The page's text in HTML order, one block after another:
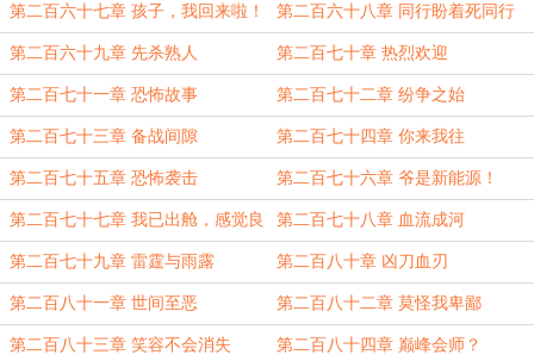
你就来 书真难的盟主
第二百六十七章 孩子，我回来啦！ 第二百六十八章 同行盼着死同行
第二百六十九章 先杀熟人 第二百七十章 热烈欢迎
第二百七十一章 恐怖故事 第二百七十二章 纷争之始
第二百七十三章 备战间隙 第二百七十四章 你来我往
第二百七十五章 恐怖袭击 第二百七十六章 爷是新能源！
第二百七十七章 我已出舱，感觉良
好
第二百七十八章 血流成河
第二百七十九章 雷霆与雨露 第二百八十章 凶刀血刃
第二百八十一章 世间至恶 第二百八十二章 莫怪我卑鄙
第二百八十三章 笑容不会消失 第二百八十四章 巅峰会师？